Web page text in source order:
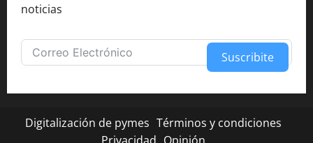
noticias
Suscribite
Digitalización de pymes Términos y condiciones
Privacidad Opinión